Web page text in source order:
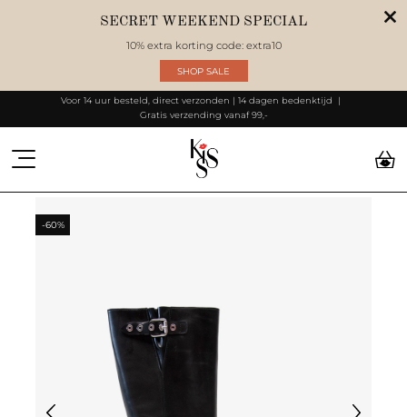
SECRET WEEKEND SPECIAL
10% extra korting code: extra10
SHOP SALE
Voor 14 uur besteld, direct verzonden | 14 dagen bedenktijd
Gratis verzending vanaf 99,-
-60%